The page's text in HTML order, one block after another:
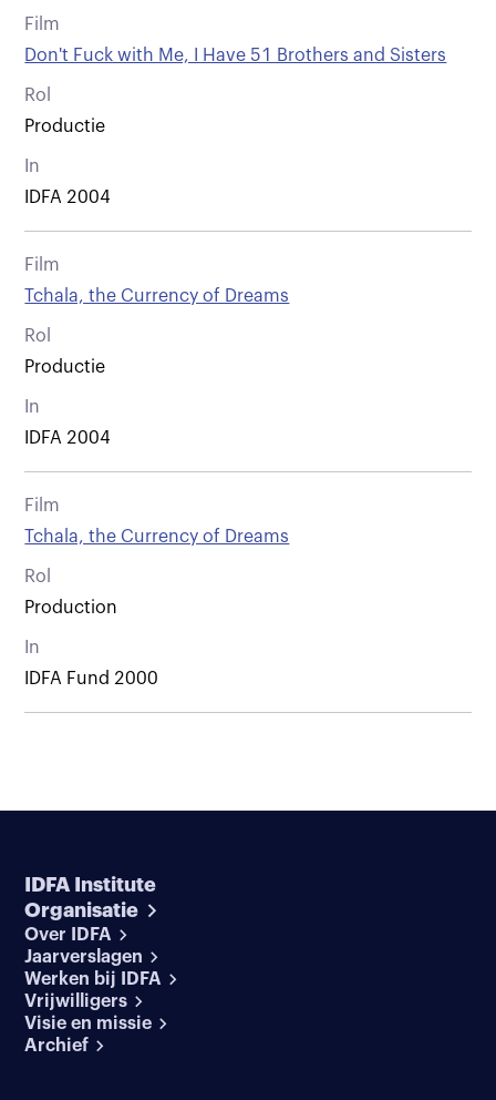
Film
Don't Fuck with Me, I Have 51 Brothers and Sisters
Rol
Productie
In
IDFA 2004
Film
Tchala, the Currency of Dreams
Rol
Productie
In
IDFA 2004
Film
Tchala, the Currency of Dreams
Rol
Production
In
IDFA Fund 2000
IDFA Institute
Organisatie
Over IDFA
Jaarverslagen
Werken bij IDFA
Vrijwilligers
Visie en missie
Archief